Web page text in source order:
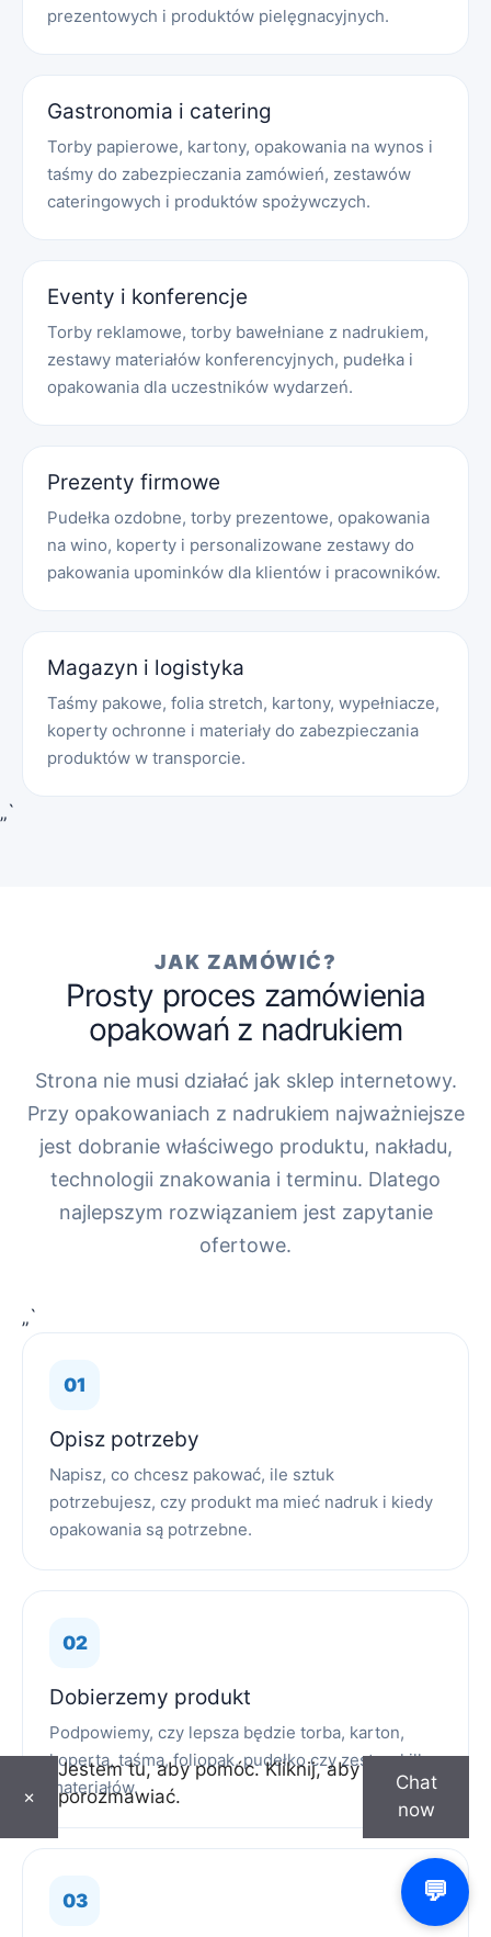
prezentowych i produktów pielęgnacyjnych.
Gastronomia i catering
Torby papierowe, kartony, opakowania na wynos i
taśmy do zabezpieczania zamówień, zestawów
cateringowych i produktów spożywczych.
Eventy i konferencje
Torby reklamowe, torby bawełniane z nadrukiem,
zestawy materiałów konferencyjnych, pudełka i
opakowania dla uczestników wydarzeń.
Prezenty firmowe
Pudełka ozdobne, torby prezentowe, opakowania
na wino, koperty i personalizowane zestawy do
pakowania upominków dla klientów i pracowników.
Magazyn i logistyka
Taśmy pakowe, folia stretch, kartony, wypełniacze,
koperty ochronne i materiały do zabezpieczania
produktów w transporcie.
„`
JAK ZAMÓWIĆ?
Prosty proces zamówienia
opakowań z nadrukiem
Strona nie musi działać jak sklep internetowy.
Przy opakowaniach z nadrukiem najważniejsze
jest dobranie właściwego produktu, nakładu,
technologii znakowania i terminu. Dlatego
najlepszym rozwiązaniem jest zapytanie
ofertowe.
„`
Opisz potrzeby
Napisz, co chcesz pakować, ile sztuk
potrzebujesz, czy produkt ma mieć nadruk i kiedy
opakowania są potrzebne.
Dobierzemy produkt
Podpowiemy, czy lepsza będzie torba, karton,
koperta, taśma, foliopak, pudełko czy zestaw kilku
materiałów.
×
Jestem tu, aby pomóc. Kliknij, aby
porozmawiać.
Chat
now